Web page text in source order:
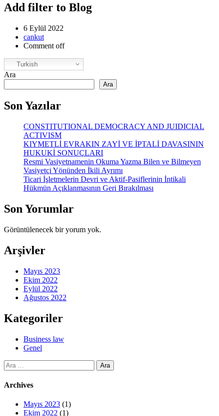
Add filter to Blog
6 Eylül 2022
cankut
Comment off
Turkish
Ara
Ara
Son Yazılar
CONSTITUTIONAL DEMOCRACY AND JUIDICIAL
ACTIVISM
KIYMETLİ EVRAKIN ZAYİ VE İPTALİ DAVASININ
HUKUKİ SONUÇLARI
Resmi Vasiyetnamenin Okuma Yazma Bilen ve Bilmeyen
Vasiyetçi Yönünden İkili Ayrımı
Ticari İşletmelerin Devri ve Aktif-Pasiflerinin İntikali
Hükmün Açıklanmasının Geri Bırakılması
Son Yorumlar
Görüntülenecek bir yorum yok.
Arşivler
Mayıs 2023
Ekim 2022
Eylül 2022
Ağustos 2022
Kategoriler
Business law
Genel
Arama:
Archives
Mayıs 2023 (1)
Ekim 2022 (1)